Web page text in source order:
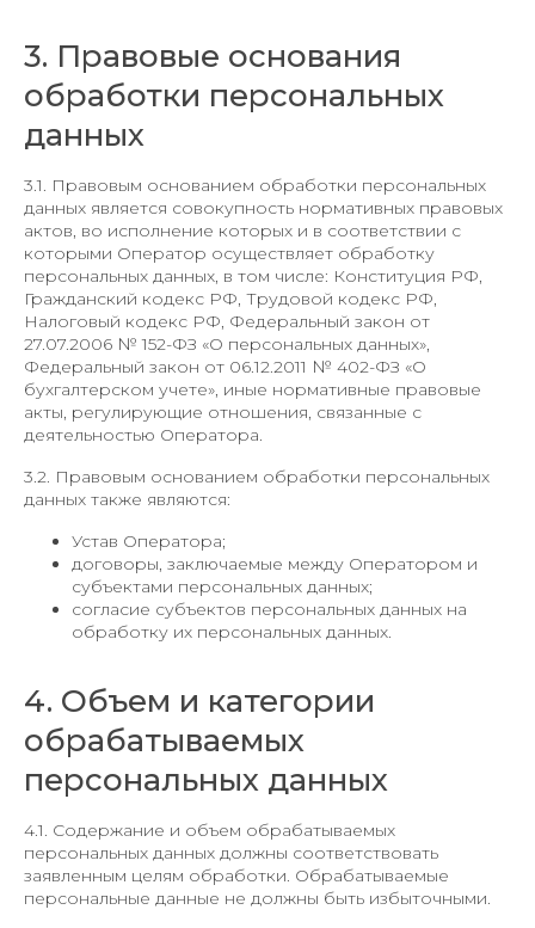
3. Правовые основания
обработки персональных
данных
3.1. Правовым основанием обработки персональных
данных является совокупность нормативных правовых
актов, во исполнение которых и в соответствии с
которыми Оператор осуществляет обработку
персональных данных, в том числе: Конституция РФ,
Гражданский кодекс РФ, Трудовой кодекс РФ,
Налоговый кодекс РФ, Федеральный закон от
27.07.2006 № 152-ФЗ «О персональных данных»,
Федеральный закон от 06.12.2011 № 402-ФЗ «О
бухгалтерском учете», иные нормативные правовые
акты, регулирующие отношения, связанные с
деятельностью Оператора.
3.2. Правовым основанием обработки персональных
данных также являются:
Устав Оператора;
договоры, заключаемые между Оператором и
субъектами персональных данных;
согласие субъектов персональных данных на
обработку их персональных данных.
4. Объем и категории
обрабатываемых
персональных данных
4.1. Содержание и объем обрабатываемых
персональных данных должны соответствовать
заявленным целям обработки. Обрабатываемые
персональные данные не должны быть избыточными.